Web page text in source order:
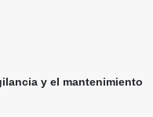
y el mantenimiento